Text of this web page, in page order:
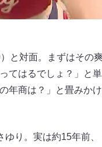
と対面。まずはその
てはるでしょ？」と
商は？」と畳みか
り。実は約15年前